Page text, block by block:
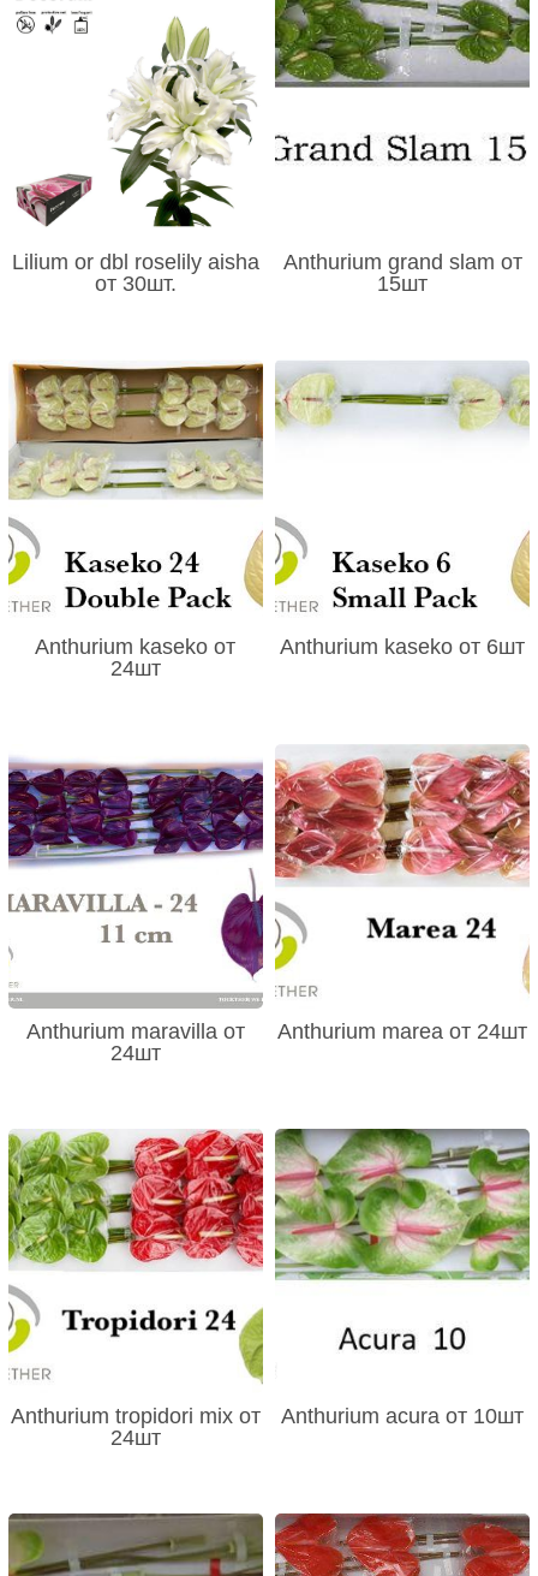
Lilium or dbl roselily aisha
от 30шт.
Anthurium grand slam от
15шт
Anthurium kaseko от
24шт
Anthurium kaseko от 6шт
Anthurium maravilla от
24шт
Anthurium marea от 24шт
Anthurium tropidori mix от
24шт
Anthurium acura от 10шт